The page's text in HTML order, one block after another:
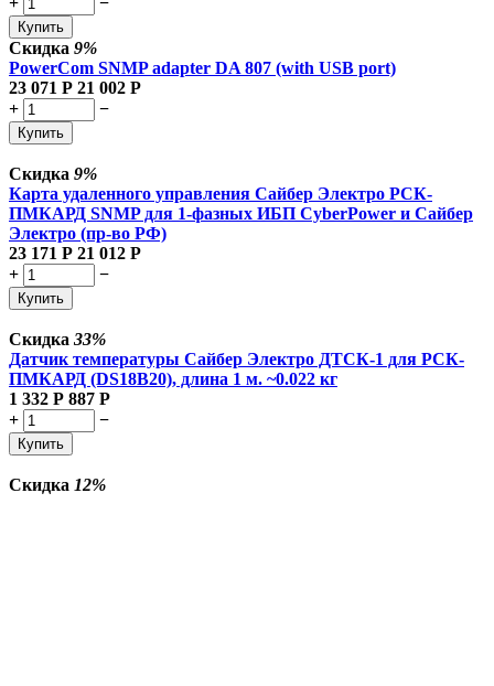
Купить
Скидка 9%
PowerCom SNMP adapter DA 807 (with USB port)
23 071 Р 21 002 Р
+
−
Купить
Скидка 9%
Карта удаленного управления Сайбер Электро РСК-
ПМКАРД SNMP для 1-фазных ИБП CyberPower и Сайбер
Электро (пр-во РФ)
23 171 Р 21 012 Р
+
−
Купить
Скидка 33%
Датчик температуры Сайбер Электро ДТСК-1 для РСК-
ПМКАРД (DS18B20), длина 1 м. ~0.022 кг
1 332 Р 887 Р
+
−
Купить
Скидка 12%